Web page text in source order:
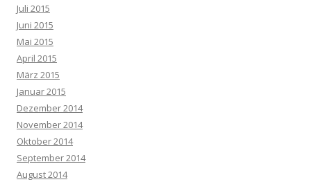
Juli 2015
Juni 2015
Mai 2015
April 2015
März 2015
Januar 2015
Dezember 2014
November 2014
Oktober 2014
September 2014
August 2014